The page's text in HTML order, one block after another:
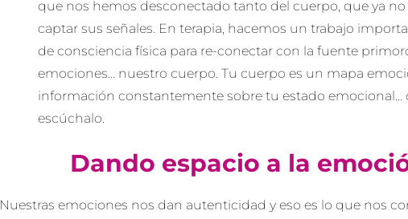
que nos hemos desconectado tanto del cuerpo, que ya
captar sus señales. En terapia, hacemos un trabajo
de consciencia física para re-conectar con la fuente
emociones… nuestro cuerpo. Tu cuerpo es un mapa
información constantemente sobre tu estado emocional…
escúchalo.
Dando espacio a la
Nuestras emociones nos dan autenticidad y eso es lo que nos